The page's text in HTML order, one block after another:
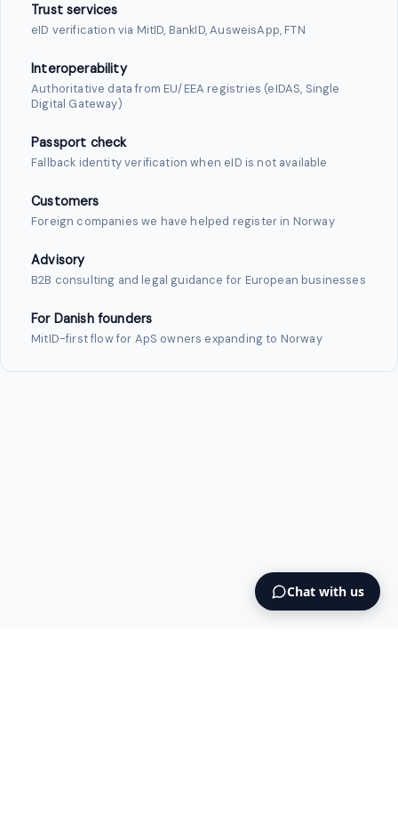
Trust services
eID verification via MitID, BankID, AusweisApp, FTN
Interoperability
Authoritative data from EU/EEA registries (eIDAS, Single
Digital Gateway)
Passport check
Fallback identity verification when eID is not available
Customers
Foreign companies we have helped register in Norway
Advisory
B2B consulting and legal guidance for European businesses
For Danish founders
MitID-first flow for ApS owners expanding to Norway
Chat with us